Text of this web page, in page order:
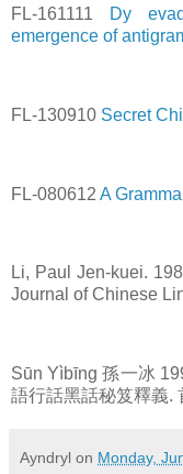
FL-161111
Dy
emergence of
FL-130910 Secret
FL-080612 A
Li, Paul Jen-kuei.
Journal of Chinese
Sūn Yìbīng 孫一冰
語行話黑話秘笈釋義.
Ayndryl on Monday,